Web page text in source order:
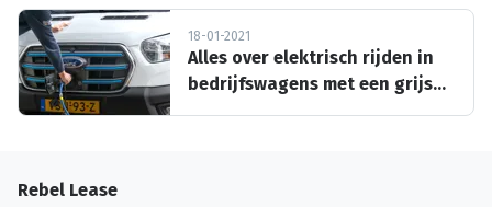
18-01-2021
Alles over elektrisch rijden in
bedrijfswagens met een grijs
kenteken
Rebel Lease